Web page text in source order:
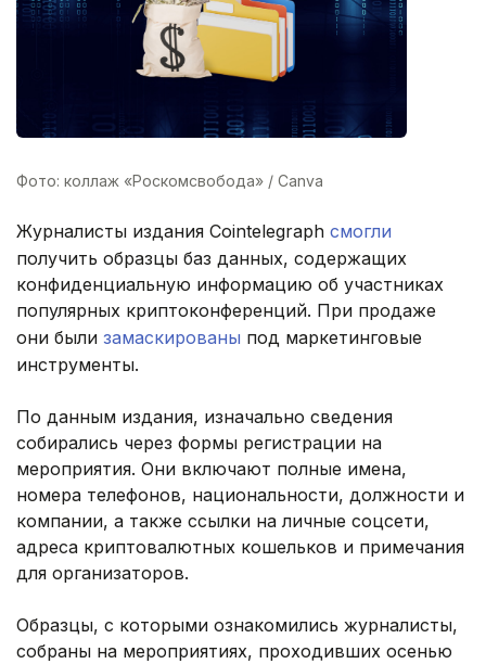
Фото: коллаж «Роскомсвобода» / Canva
Журналисты издания Cointelegraph смогли
получить образцы баз данных, содержащих
конфиденциальную информацию об участниках
популярных криптоконференций. При продаже
они были замаскированы под маркетинговые
инструменты.
По данным издания, изначально сведения
собирались через формы регистрации на
мероприятия. Они включают полные имена,
номера телефонов, национальности, должности и
компании, а также ссылки на личные соцсети,
адреса криптовалютных кошельков и примечания
для организаторов.
Образцы, с которыми ознакомились журналисты,
собраны на мероприятиях, проходивших осенью